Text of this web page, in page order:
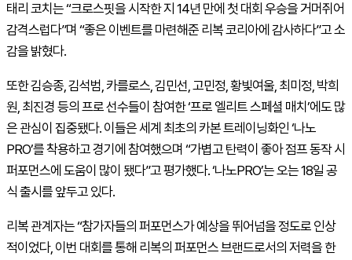
태리 코치는 “크로스핏을 시작한 지 14년 만에 첫 대회 우승을 거머쥐어
감격스럽다”며 “좋은 이벤트를 마련해준 리복 코리아에 감사하다”고 소
감을 밝혔다.
또한 김승종, 김석범, 카를로스, 김민선, 고민정, 황빛여울, 최미정, 박희
원, 최진경 등의 프로 선수들이 참여한 ‘프로 엘리트 스페셜 매치’에도 많
은 관심이 집중됐다. 이들은 세계 최초의 카본 트레이닝화인 ‘나노
PRO’를 착용하고 경기에 참여했으며 “가볍고 탄력이 좋아 점프 동작 시
퍼포먼스에 도움이 많이 됐다”고 평가했다. ‘나노PRO’는 오는 18일 공
식 출시를 앞두고 있다.
리복 관계자는 “참가자들의 퍼포먼스가 예상을 뛰어넘을 정도로 인상
적이었다, 이번 대회를 통해 리복의 퍼포먼스 브랜드로서의 저력을 한